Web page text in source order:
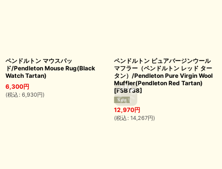
ペンドルトン マウスパッ
ド/Pendleton Mouse Rug(Black
Watch Tartan)
6,300円
(税込 : 6,930円)
ペンドルトン ピュアバージンウール
マフラー（ペンドルトン レッド ター
タン）/Pendleton Pure Virgin Wool
Muffler(Pendleton Red Tartan)
[FSBT38]
12,970円
(税込 : 14,267円)